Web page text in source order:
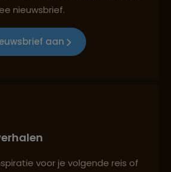
mét indivuele vrijheid
reisroutes
nieuwsbrief.
aan
voor je volgende reis of